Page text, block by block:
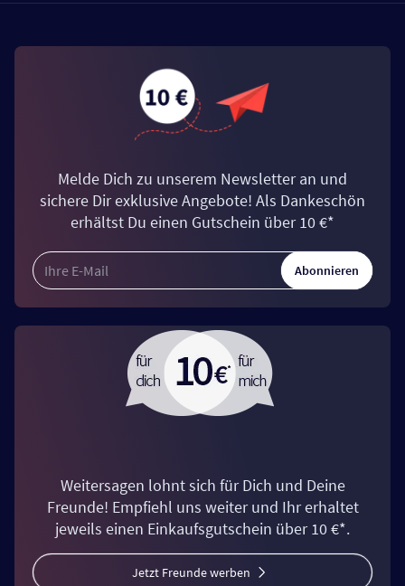
Melde Dich zu unserem Newsletter an und
sichere Dir exklusive Angebote! Als Dankeschön
erhältst Du einen Gutschein über 10 €*
Abonnieren
Weitersagen lohnt sich für Dich und Deine
Freunde! Empfiehl uns weiter und Ihr erhaltet
jeweils einen Einkaufsgutschein über 10 €*.
Jetzt Freunde werben